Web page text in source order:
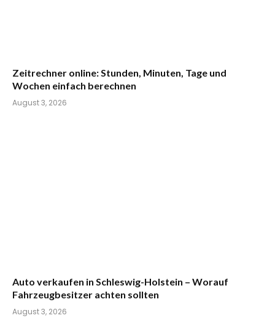
Zeitrechner online: Stunden, Minuten, Tage und
Wochen einfach berechnen
August 3, 2026
Auto verkaufen in Schleswig-Holstein – Worauf
Fahrzeugbesitzer achten sollten
August 3, 2026